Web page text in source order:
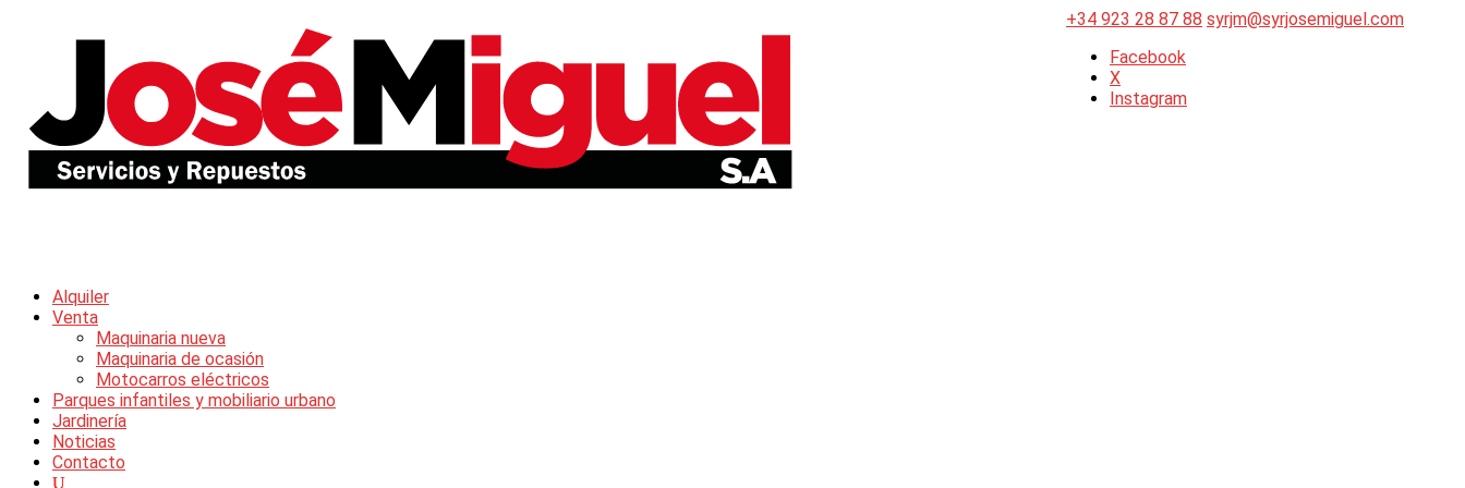
+34 923 28 87 88 syrjm@syrjosemiguel.com
Facebook
X
Instagram
Alquiler
Venta
Maquinaria nueva
Maquinaria de ocasión
Motocarros eléctricos
Parques infantiles y mobiliario urbano
Jardinería
Noticias
Contacto